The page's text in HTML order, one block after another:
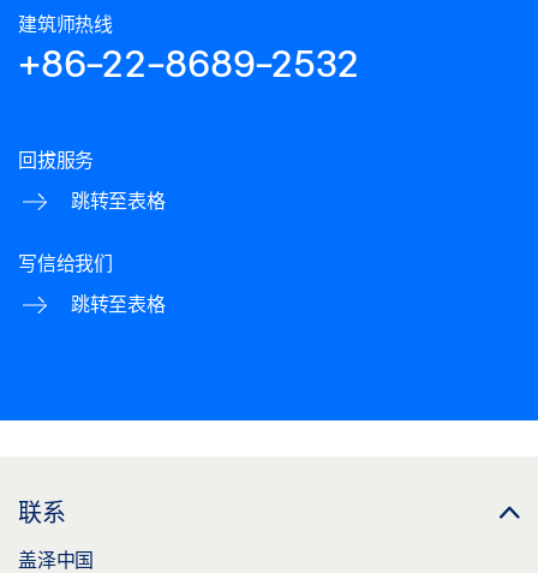
建筑师热线
+86-22-8689-2532
回拔服务
跳转至表格
写信给我们
跳转至表格
联系
盖泽中国